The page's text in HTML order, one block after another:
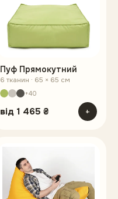
Пуф Прямокутний
6 тканин · 65 × 65 см
+40
від 1 465 ₴ +